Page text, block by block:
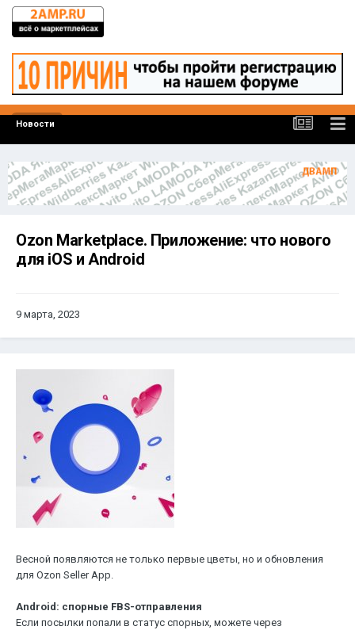
Новости
Ozon Marketplace. Приложение: что нового
для iOS и Android
9 марта, 2023
Весной появляются не только первые цветы, но и обновления
для Ozon Seller App.
Android: спорные FBS-отправления
Если посылки попали в статус спорных, можете через